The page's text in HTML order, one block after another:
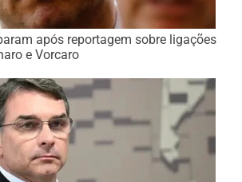
após reportagem sobre ligações
e Vorcaro